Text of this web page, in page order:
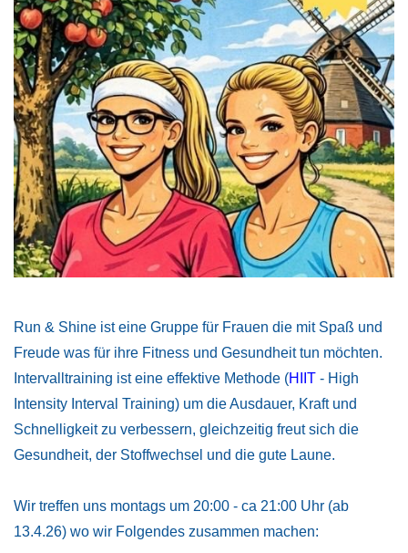
Run & Shine ist eine Gruppe für Frauen die mit Spaß und
Freude was für ihre Fitness und Gesundheit tun möchten.
Intervalltraining ist eine effektive Methode (HIIT - High
Intensity Interval Training) um die Ausdauer, Kraft und
Schnelligkeit zu verbessern, gleichzeitig freut sich die
Gesundheit, der Stoffwechsel und die gute Laune.
Wir treffen uns montags um 20:00 - ca 21:00 Uhr (ab
13.4.26) wo wir Folgendes zusammen machen: